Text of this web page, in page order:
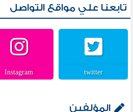
تابعنا علي مواقع التواصل
twitter
Instagram
المؤلفين